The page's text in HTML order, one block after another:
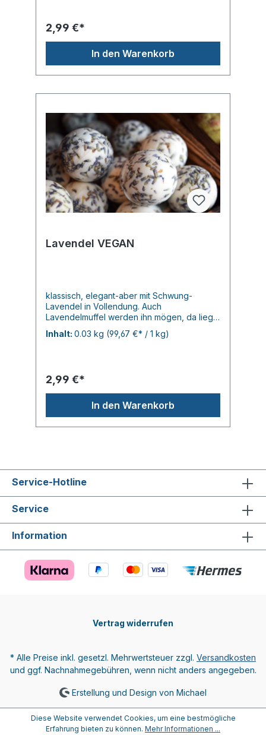
2,99 €*
In den Warenkorb
Lavendel VEGAN
klassisch, elegant-aber mit Schwung-
Lavendel in Vollendung. Auch
Lavendelmuffel werden ihn mögen, da liegt
man nie daneben... je 30gr.
Inhalt: 0.03 kg (99,67 €* / 1 kg)
2,99 €*
In den Warenkorb
Service-Hotline
Service
Information
Vertrag widerrufen
* Alle Preise inkl. gesetzl. Mehrwertsteuer zzgl. Versandkosten
und ggf. Nachnahmegebühren, wenn nicht anders angegeben.
Erstellung und Design von Michael
Diese Website verwendet Cookies, um eine bestmögliche
Erfahrung bieten zu können. Mehr Informationen ...